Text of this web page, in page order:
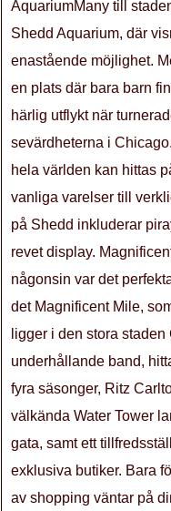
AquariumMany till
Shedd Aquarium, där
enastående möjlighet.
en plats där bara barn
härlig utflykt när
sevärdheterna i
hela världen kan hittas
vanliga varelser till
på Shedd inkluderar
revet display.
någonsin var det
det Magnificent Mile,
ligger i den stora
underhållande band,
fyra säsonger, Ritz
välkända Water Tower
gata, samt ett
exklusiva butiker. Bara
av shopping väntar på